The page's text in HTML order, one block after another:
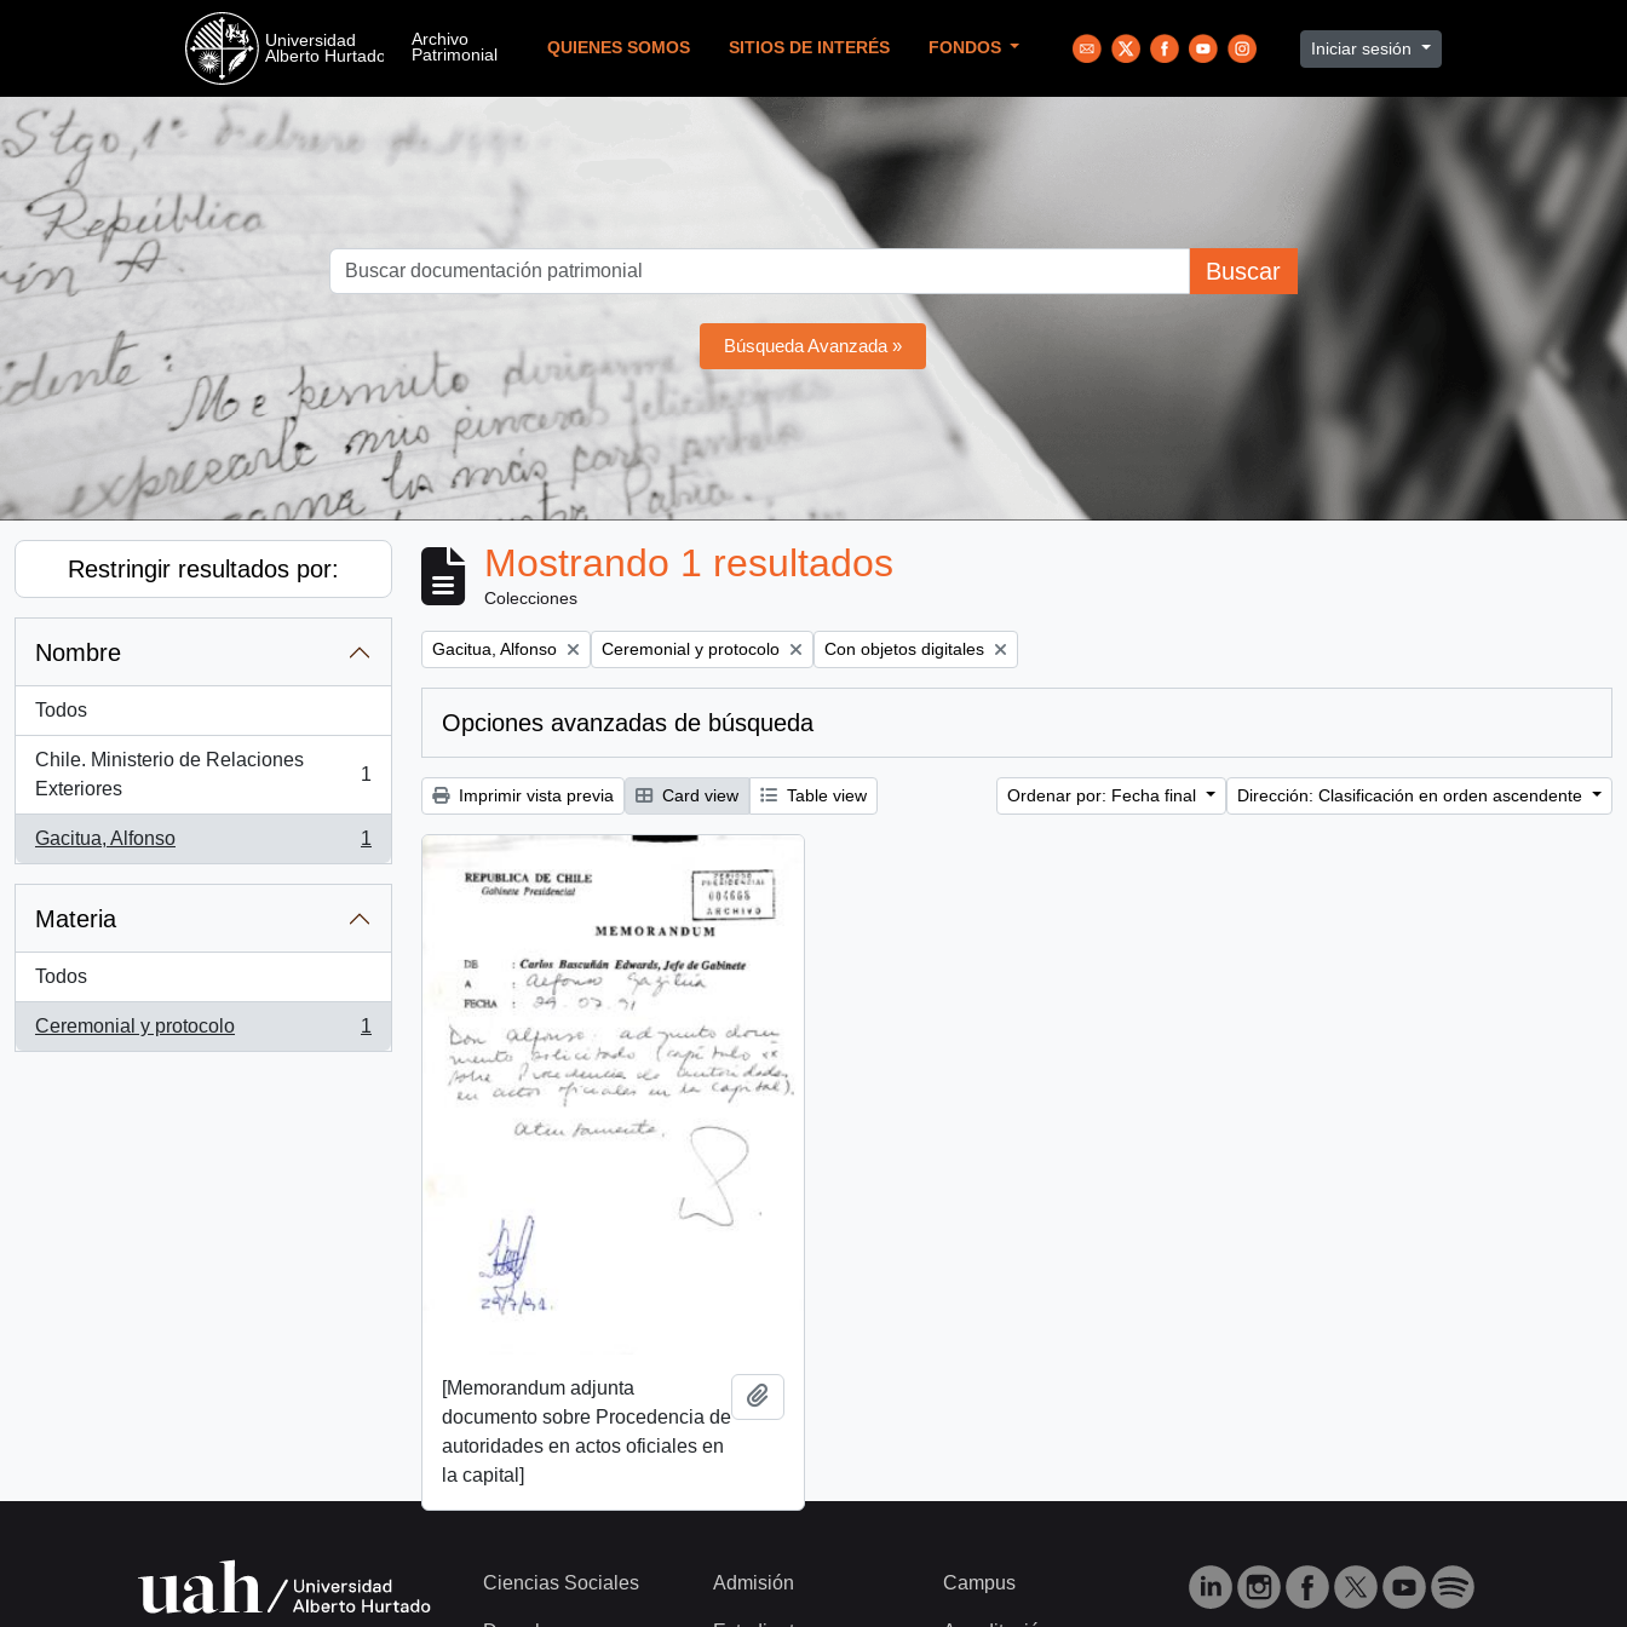
QUIENES SOMOS SITIOS DE INTERÉS FONDOS Iniciar sesión
Buscar
Búsqueda Avanzada »
Restringir resultados por:
Nombre
Todos
Chile. Ministerio de Relaciones
Exteriores
, 1 resultados
1
Gacitua, Alfonso
, 1 resultados
1
Materia
Todos
Ceremonial y protocolo
, 1 resultados
1
Mostrando 1 resultados
Colecciones
Remove filter:
Gacitua, Alfonso Remove filter:
Ceremonial y protocolo Remove filter:
Con objetos digitales
Opciones avanzadas de búsqueda
Imprimir vista previa Card view Table view Ordenar por: Fecha final Dirección: Clasificación en orden ascendente
[Memorandum adjunta
documento sobre Procedencia de
autoridades en actos oficiales en
la capital]
Ciencias Sociales Admisión Campus